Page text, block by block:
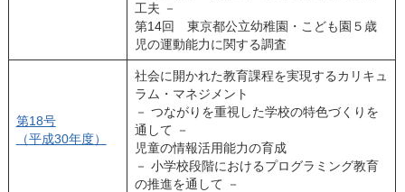
工夫 －
第14回 東京都公立幼稚園・こども園５歳
児の運動能力に関する調査
第18号
（平成30年度）
社会に開かれた教育課程を実現するカリキュ
ラム・マネジメント
－ つながりを重視した学校の特色づくりを
通して －
児童の情報活用能力の育成
－ 小学校段階におけるプログラミング教育
の推進を通して －